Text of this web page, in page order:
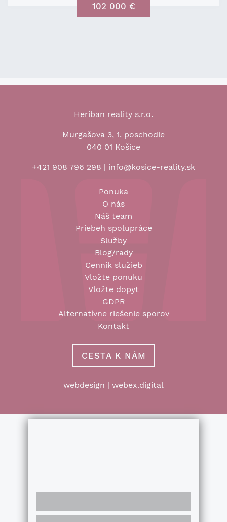
102 000 €
Heriban reality s.r.o.
Murgašova 3, 1. poschodie
040 01 Košice
+421 908 796 298 | info@kosice-reality.sk
Ponuka
O nás
Náš team
Priebeh spolupráce
Služby
Blog/rady
Cenník služieb
Vložte ponuku
Vložte dopyt
GDPR
Alternatívne riešenie sporov
Kontakt
CESTA K NÁM
webdesign | webex.digital